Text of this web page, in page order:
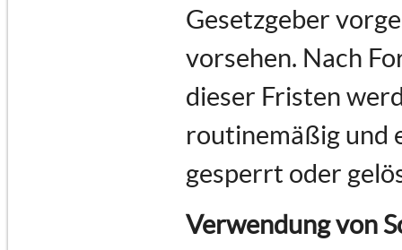
Gesetzgeber
vorsehen. Nach
dieser Fristen
routinemäßig und
gesperrt oder
Verwendung von